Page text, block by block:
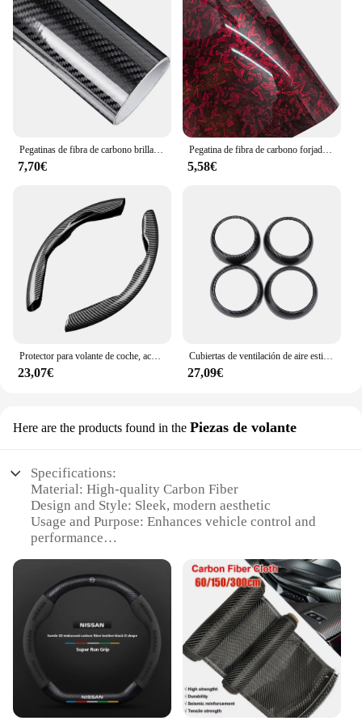
these sets are perfect for businesses looking to offer
high-quality, stylish upgrades to their customers.
Pegatinas de fibra de carbono brillante para coche, película de envoltura de vinilo para motocicleta, accesorios decorativos para coche, 2D, 3D, 4D, 5D, 6D
7,70€
Pegatina de fibra de carbono forjado para coche, vinilo adhesivo para capó, 50cm x 300cm, alto brillo, negro, dorado, plateado, Rojo
5,58€
Protector para volante de coche, accesorios interiores universales de fibra de carbono para automóvil
23,07€
Cubiertas de ventilación de aire estilo fibra de carbono para coche, embellecedores de repuesto para Smart Fortwo/Forfour 453 2015-2021, accesorios automotrices
27,09€
Here are the products found in the Piezas de volante
Specifications:
Material: High-quality Carbon Fiber
Design and Style: Sleek, modern aesthetic
Usage and Purpose: Enhances vehicle control and
performance
Shape or Size or Weight or Quantity: Lightweight,
easy to install
Performance and Property: Durable, resistant to
wear and tear
Features:
**Unmatched Durability and Performance**
Crafted from the finest carbon fiber, these
accessories are designed to withstand the rigors of